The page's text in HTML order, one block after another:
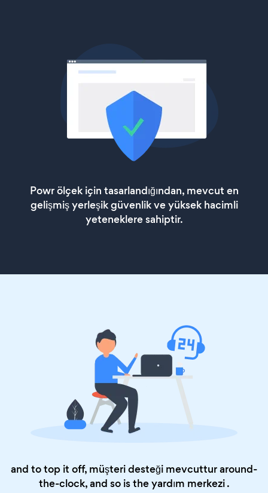
Powr ölçek için tasarlandığından, mevcut en
gelişmiş yerleşik güvenlik ve yüksek hacimli
yeteneklere sahiptir.
and to top it off, müşteri desteği mevcuttur around-
the-clock, and so is theyardım merkezi.